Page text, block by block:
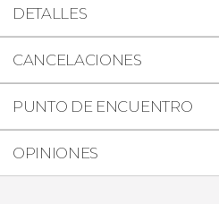
DETALLES
CANCELACIONES
PUNTO DE ENCUENTRO
OPINIONES